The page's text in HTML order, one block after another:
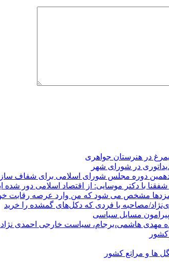
در هنرستان جواهری
در شورای شهر
دهمین دوره مجلس شورای اسلامی برای شفاف
با دکتر موسایی: از اقتصاد اسلامی دور شده
مشخص می شود که من وارد عرصه رقابت
مصاحبه با فردی که دکل‌های گمشده را خرید
مسایل سیاسی
مهدی هاشمی،برجام، سیاست خارجی احمدی
ها و مراتع کشور